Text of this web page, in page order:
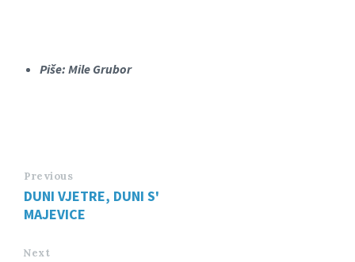
Piše: Mile Grubor
Previous
DUNI VJETRE, DUNI S'
MAJEVICE
Next